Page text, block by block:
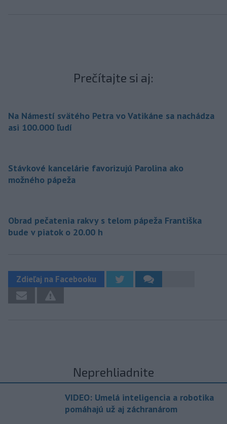
Prečítajte si aj:
Na Námestí svätého Petra vo Vatikáne sa nachádza
asi 100.000 ľudí
Stávkové kancelárie favorizujú Parolina ako
možného pápeža
Obrad pečatenia rakvy s telom pápeža Františka
bude v piatok o 20.00 h
Zdieľaj na Facebooku
Neprehliadnite
VIDEO: Umelá inteligencia a robotika
pomáhajú už aj záchranárom